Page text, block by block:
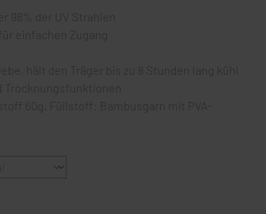
98% der UV Strahlen
einfachen Zugang
hält den Träger bis zu 8 Stunden lang kühl
Trocknungsfunktionen
60g, Füllstoff: Bambusgarn mit PVA-